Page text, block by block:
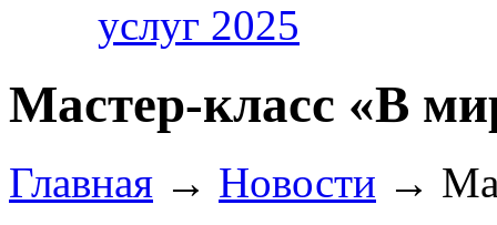
услуг 2025
Мастер-класс «В
Главная → Новости →